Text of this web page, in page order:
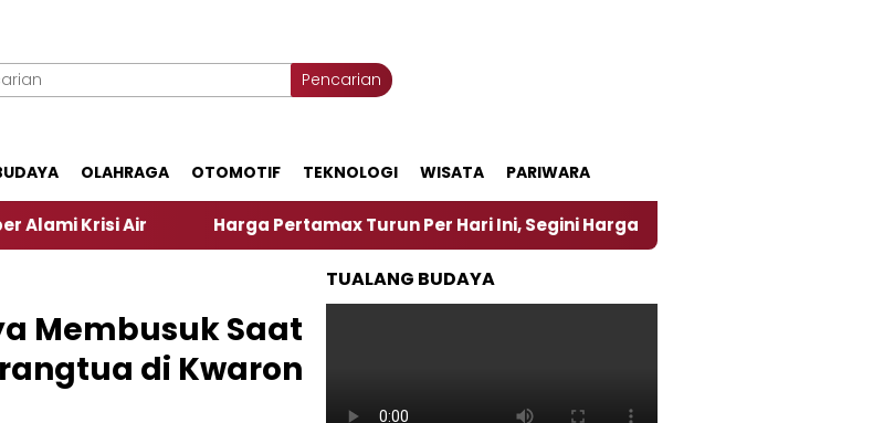
Pencarian
OLAHRAGA OTOMOTIF TEKNOLOGI WISATA PARIWARA
Harga Pertamax Turun Per Hari Ini, Segini Harganya ‎Nasirun Maestro Lukis
Membusuk Saat
di Kwaron
TUALANG BUDAYA